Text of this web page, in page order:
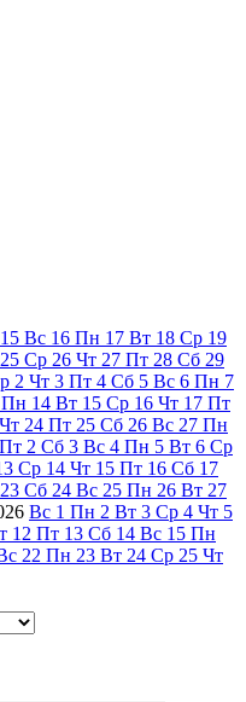
15 Вс 16 Пн 17 Вт 18 Ср 19
25 Ср 26 Чт 27 Пт 28 Сб 29
2 Чт 3 Пт 4 Сб 5 Вс 6 Пн 7
Пн 14 Вт 15 Ср 16 Чт 17 Пт
Чт 24 Пт 25 Сб 26 Вс 27 Пн
Пт 2 Сб 3 Вс 4 Пн 5 Вт 6 Ср
Ср 14 Чт 15 Пт 16 Сб 17
23 Сб 24 Вс 25 Пн 26 Вт 27
Вс 1 Пн 2 Вт 3 Ср 4 Чт 5
12 Пт 13 Сб 14 Вс 15 Пн
22 Пн 23 Вт 24 Ср 25 Чт